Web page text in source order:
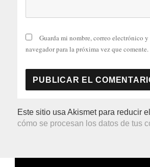
Guarda mi nombre, correo electrónico y
navegador para la próxima vez que comente.
Este sitio usa Akismet para reducir
cómo se procesan los datos de tus